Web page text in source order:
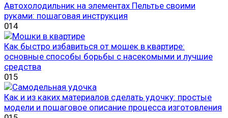
Автохолодильник на элементах Пельтье своими
руками: пошаговая инструкция
014
Как быстро избавиться от мошек в квартире:
основные способы борьбы с насекомыми и лучшие
средства
015
Как и из каких материалов сделать удочку: простые
модели и пошаговое описание процесса изготовления